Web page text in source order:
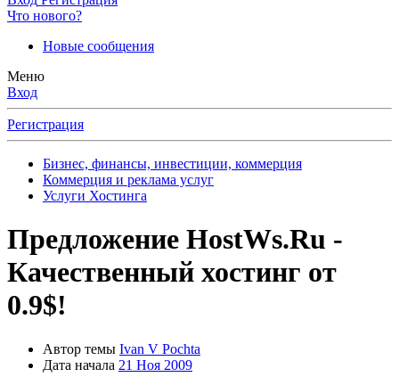
Что нового?
Новые сообщения
Меню
Вход
Регистрация
Бизнес, финансы, инвестиции, коммерция
Коммерция и реклама услуг
Услуги Хостинга
Предложение HostWs.Ru -
Качественный хостинг от
0.9$!
Автор темы Ivan V Pochta
Дата начала 21 Ноя 2009